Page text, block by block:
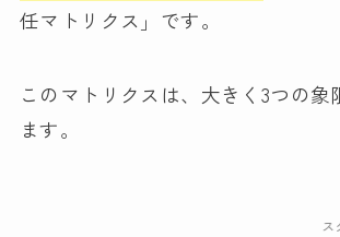
任マトリクス」です。
このマトリクスは、大きく3つの象
ます。